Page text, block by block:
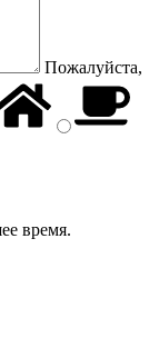
Пожалуйста,
время.